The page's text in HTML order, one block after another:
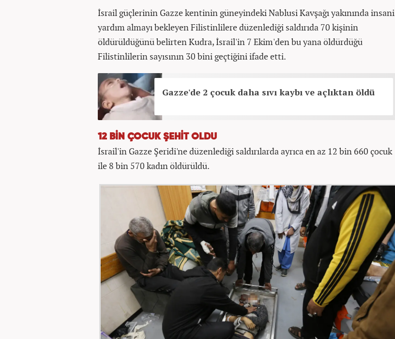
İsrail güçlerinin Gazze kentinin güneyindeki Nablusi Kavşağı yakınında insani
yardım almayı bekleyen Filistinlilere düzenlediği saldırıda 70 kişinin
öldürüldüğünü belirten Kudra, İsrail'in 7 Ekim'den bu yana öldürdüğü
Filistinlilerin sayısının 30 bini geçtiğini ifade etti.
Gazze'de 2 çocuk daha sıvı kaybı ve açlıktan öldü
12 BİN ÇOCUK ŞEHİT OLDU
İsrail'in Gazze Şeridi'ne düzenlediği saldırılarda ayrıca en az 12 bin 660 çocuk
ile 8 bin 570 kadın öldürüldü.